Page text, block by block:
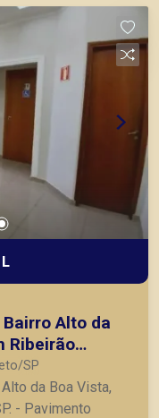
Alto da
Ribeirão
SP
da Boa Vista,